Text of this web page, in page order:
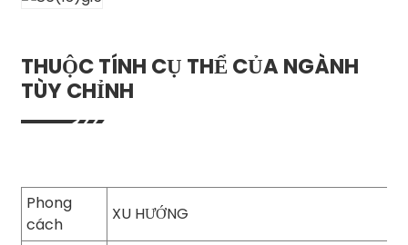
THUỘC TÍNH CỤ THỂ CỦA NGÀNH
TÙY CHỈNH
Phong
cách
XU HƯỚNG